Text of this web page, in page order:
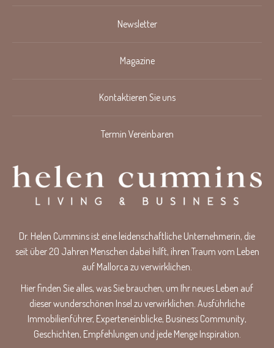
Newsletter
Magazine
Kontaktieren Sie uns
Termin Vereinbaren
Dr. Helen Cummins ist eine leidenschaftliche Unternehmerin, die
seit über 20 Jahren Menschen dabei hilft, ihren Traum vom Leben
auf Mallorca zu verwirklichen.
Hier finden Sie alles, was Sie brauchen, um Ihr neues Leben auf
dieser wunderschönen Insel zu verwirklichen. Ausführliche
Immobilienführer, Experteneinblicke, Business Community,
Geschichten, Empfehlungen und jede Menge Inspiration.